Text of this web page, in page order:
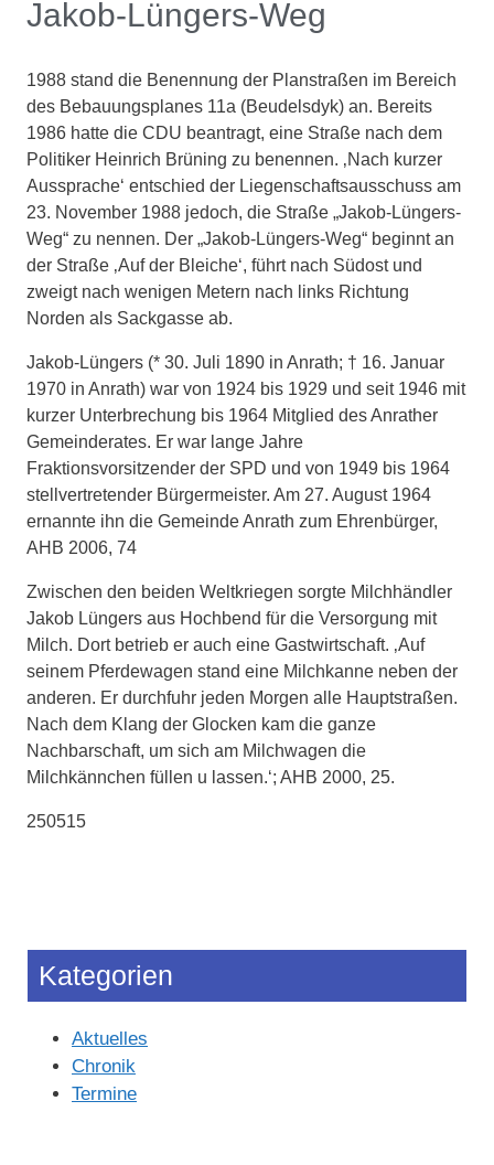
Jakob-Lüngers-Weg
1988 stand die Benennung der Planstraßen im Bereich
des Bebauungsplanes 11a (Beudelsdyk) an. Bereits
1986 hatte die CDU beantragt, eine Straße nach dem
Politiker Heinrich Brüning zu benennen. ‚Nach kurzer
Aussprache‘ entschied der Liegenschaftsausschuss am
23. November 1988 jedoch, die Straße „Jakob-Lüngers-
Weg“ zu nennen. Der „Jakob-Lüngers-Weg“ beginnt an
der Straße ‚Auf der Bleiche‘, führt nach Südost und
zweigt nach wenigen Metern nach links Richtung
Norden als Sackgasse ab.
Jakob-Lüngers (* 30. Juli 1890 in Anrath; † 16. Januar
1970 in Anrath) war von 1924 bis 1929 und seit 1946 mit
kurzer Unterbrechung bis 1964 Mitglied des Anrather
Gemeinderates. Er war lange Jahre
Fraktionsvorsitzender der SPD und von 1949 bis 1964
stellvertretender Bürgermeister. Am 27. August 1964
ernannte ihn die Gemeinde Anrath zum Ehrenbürger,
AHB 2006, 74
Zwischen den beiden Weltkriegen sorgte Milchhändler
Jakob Lüngers aus Hochbend für die Versorgung mit
Milch. Dort betrieb er auch eine Gastwirtschaft. ‚Auf
seinem Pferdewagen stand eine Milchkanne neben der
anderen. Er durchfuhr jeden Morgen alle Hauptstraßen.
Nach dem Klang der Glocken kam die ganze
Nachbarschaft, um sich am Milchwagen die
Milchkännchen füllen u lassen.‘; AHB 2000, 25.
250515
Kategorien
Aktuelles
Chronik
Termine